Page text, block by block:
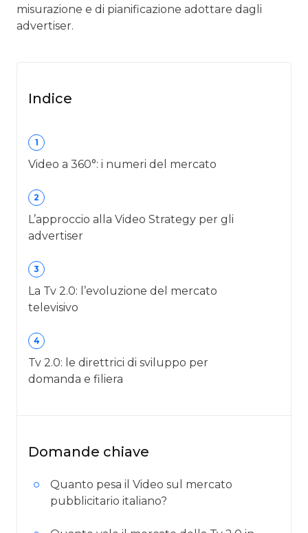
misurazione e di pianificazione adottare dagli
advertiser.
Indice
1
Video a 360°: i numeri del mercato
2
L’approccio alla Video Strategy per gli
advertiser
3
La Tv 2.0: l’evoluzione del mercato
televisivo
4
Tv 2.0: le direttrici di sviluppo per
domanda e filiera
Domande chiave
Quanto pesa il Video sul mercato
pubblicitario italiano?